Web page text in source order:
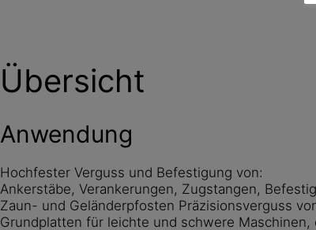
Übersicht
Anwendung
Hochfester Verguss und Befestigung von:
Ankerstäbe, Verankerungen, Zugstangen,
Zaun- und Geländerpfosten Präzisionsverguss
Grundplatten für leichte und schwere